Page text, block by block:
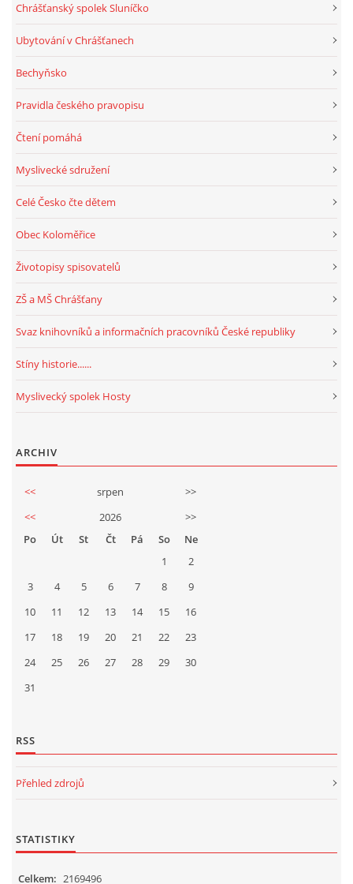
Chrášťanský spolek Sluníčko
Ubytování v Chrášťanech
Bechyňsko
Pravidla českého pravopisu
Čtení pomáhá
Myslivecké sdružení
Celé Česko čte dětem
Obec Koloměřice
Životopisy spisovatelů
ZŠ a MŠ Chrášťany
Svaz knihovníků a informačních pracovníků České republiky
Stíny historie......
Myslivecký spolek Hosty
ARCHIV
<< srpen
>>
<<
2026
>>
Po
Út St Čt Pá So
Ne
1
2
3
4 5 6 7 8
9
10
11 12 13 14 15
16
17
18 19 20 21 22
23
24
25 26 27 28 29
30
31
RSS
Přehled zdrojů
STATISTIKY
Celkem: 2169496